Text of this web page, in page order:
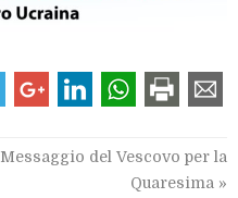
Messaggio del Vescovo per la
Quaresima »